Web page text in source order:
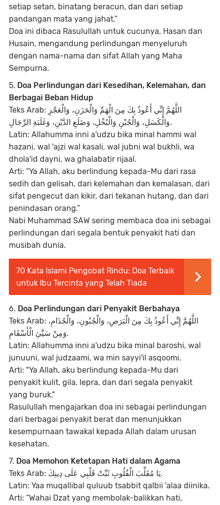
setiap setan, binatang beracun, dan dari setiap
pandangan mata yang jahat.”
Doa ini dibaca Rasulullah untuk cucunya, Hasan dan
Husain, mengandung perlindungan menyeluruh
dengan nama-nama dan sifat Allah yang Maha
Sempurna.
5. Doa Perlindungan dari Kesedihan, Kelemahan, dan
Berbagai Beban Hidup
Teks Arab: اللَّهُمَّ إِنِّي أَعُوذُ بِكَ مِنَ الْهَمِّ وَالْحَزَنِ، وَالْعَجْزِ
وَالْكَسَلِ، وَالْجُبْنِ وَالْبُخْلِ، وَضَلَعِ الدَّيْنِ، وَغَلَبَةِ الرِّجَالِ.
Latin: Allahumma inni a'udzu bika minal hammi wal
hazani, wal 'ajzi wal kasali, wal jubni wal bukhli, wa
dhola'id dayni, wa ghalabatir rijaal.
Arti: “Ya Allah, aku berlindung kepada-Mu dari rasa
sedih dan gelisah, dari kelemahan dan kemalasan, dari
sifat pengecut dan kikir, dari tekanan hutang, dan dari
penindasan orang.”
Nabi Muhammad SAW sering membaca doa ini sebagai
perlindungan dari segala bentuk penyakit hati dan
musibah dunia.
70 Kata Islami Pengobat Rindu: Doa Terbaik
untuk Ibu Tercinta yang Telah Tiada
6. Doa Perlindungan dari Penyakit Berbahaya
Teks Arab: اللَّهُمَّ إِنِّي أَعُوذُ بِكَ مِنَ الْبَرَصِ، وَالْجُنُونِ، وَالْجُذَامِ،
وَمِنْ سَيِّئِ الْأَسْقَامِ.
Latin: Allahumma inni a'udzu bika minal baroshi, wal
junuuni, wal judzaami, wa min sayyi'il asqoomi.
Arti: "Ya Allah, aku berlindung kepada-Mu dari
penyakit kulit, gila, lepra, dan dari segala penyakit
yang buruk."
Rasulullah mengajarkan doa ini sebagai perlindungan
dari berbagai penyakit berat dan menunjukkan
kesempurnaan tawakal kepada Allah dalam urusan
kesehatan.
7. Doa Memohon Ketetapan Hati dalam Agama
Teks Arab: يَا مُقَلِّبَ الْقُلُوبِ ثَبِّتْ قَلْبِي عَلَى دِينِكَ.
Latin: Yaa muqallibal quluub tsabbit qalbii 'alaa diinika.
Arti: “Wahai Dzat yang membolak-balikkan hati,